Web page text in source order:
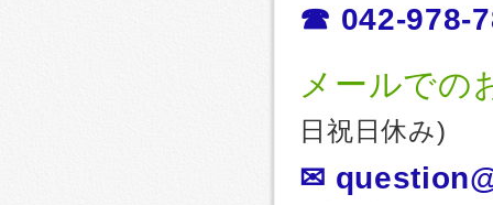
☎ 042-978-
メールでの
日祝日休み)
✉